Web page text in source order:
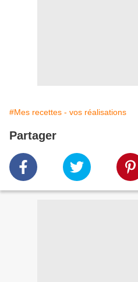
#Mes recettes - vos réalisations
Partager